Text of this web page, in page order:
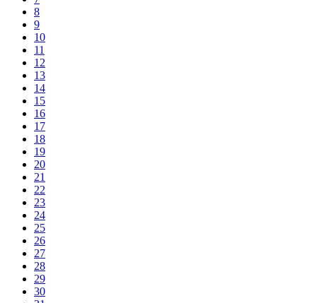
8
9
10
11
12
13
14
15
16
17
18
19
20
21
22
23
24
25
26
27
28
29
30